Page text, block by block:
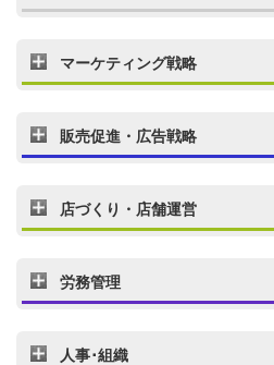
マーケティング戦略
販売促進・広告戦略
店づくり・店舗運営
労務管理
人事･組織